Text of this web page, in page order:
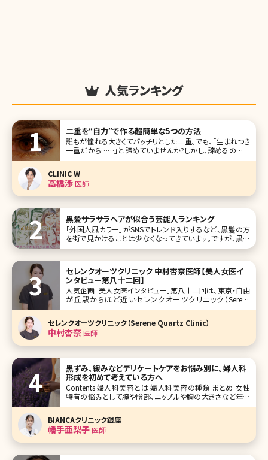
人気ランキング
二重を“自力”で作る超簡単な5つの方法
誰もが憧れる大きくてパッチリとした二重。でも、「生まれつき
一重だから……」と諦めていませんか?しかし、諦めるのはま
だ早いですよ。女性の方ならご存知かと思いますが、自力で
て定着しており、巨大掲示板をはじめ、ツイッターを代表とす
るSNSでも人気の
CLINIC W
高橋渉医師
黒髪サラサラヘアが似合う芸能人ランキング
「外国人風カラー」がSNSでトレンド入りするなど、黒髪の方
を街で見かけることは少なくなってきています。ですが、黒髪
のサラサラヘアに一度は憧れた経験があるのではないでしょ
人”を、ランキング形式で10人ご紹介していきます。 第1位仲
間由紀恵
セレンクオーツクリニック 中村杏奈医師【美人女医イ
ンタビュー第八十二回】
人気企画「美人女医インタビュー」第八十二回は、東京・自由
が丘駅からほど近いセレンクオーツクリニック（Serene
Quartz Clinic）で院長を務める中村杏奈（なかむら あんな）
先生です。 やわらかな光が差し込む、ゆったりとした空間で美
しさも心も満たしてくれる「セレンクオーツクリニック」。ク
セレンクオーツクリニック（Serene Quartz Clinic）
中村杏奈医師
黒ずみ、緩みなどデリケートケアをお悩み別に。婦人科
形成を初めて考えている方へ
Contents 婦人科美容とは 婦人科美容の種類 まとめ 女性
特有の悩みとして膣や陰部、ニップルや胸の大きさなど年齢
問わず悩みを抱えている方が多くいらっしゃいます。若い方は
色味を明るくしたい、胸の大きさを大きくしたいなどで、年齢
を重ねていくと膣の緩みや授乳によるバストサイズの低
BIANCAクリニック銀座
幡手亜梨子医師